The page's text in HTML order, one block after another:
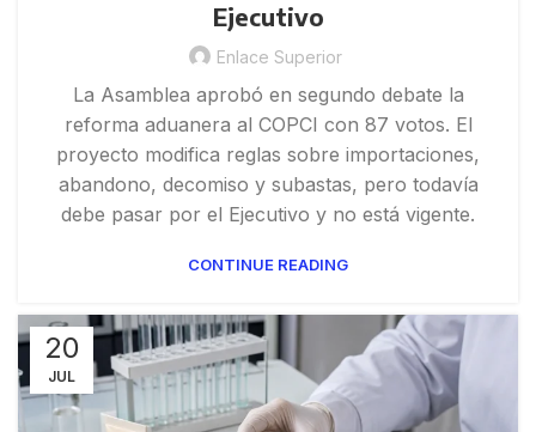
Ejecutivo
Enlace Superior
La Asamblea aprobó en segundo debate la
reforma aduanera al COPCI con 87 votos. El
proyecto modifica reglas sobre importaciones,
abandono, decomiso y subastas, pero todavía
debe pasar por el Ejecutivo y no está vigente.
CONTINUE READING
20
JUL